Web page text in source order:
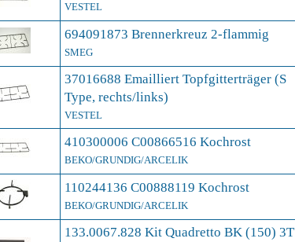
VESTEL
694091873 Brennerkreuz 2-flammig
SMEG
37016688 Emailliert Topfgitterträger (S
Type, rechts/links)
VESTEL
410300006 C00866516 Kochrost
BEKO/GRUNDIG/ARCELIK
110244136 C00888119 Kochrost
BEKO/GRUNDIG/ARCELIK
133.0067.828 Kit Quadretto BK (150) 3T